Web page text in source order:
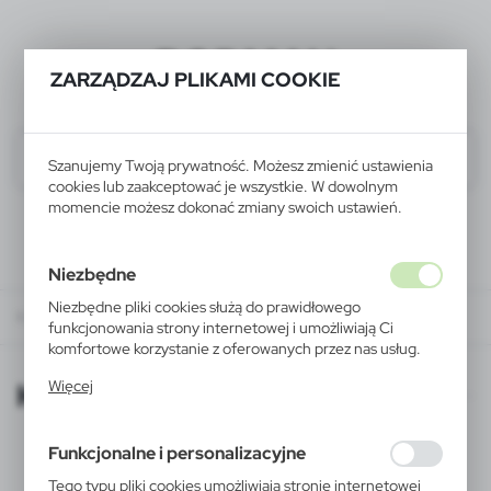
ZARZĄDZAJ PLIKAMI COOKIE
Szanujemy Twoją prywatność. Możesz zmienić ustawienia
cookies lub zaakceptować je wszystkie. W dowolnym
momencie możesz dokonać zmiany swoich ustawień.
Niezbędne
Niezbędne pliki cookies służą do prawidłowego
funkcjonowania strony internetowej i umożliwiają Ci
komfortowe korzystanie z oferowanych przez nas usług.
działania w celu m.in. dostosowania Twoich ustawień
korzystasz, może działać bez zakłóceń.
Więcej
Funkcjonalne i personalizacyjne
Tego typu pliki cookies umożliwiają stronie internetowej
BODMAN
KATALOGI ONLINE
KATALOGI ONLINE